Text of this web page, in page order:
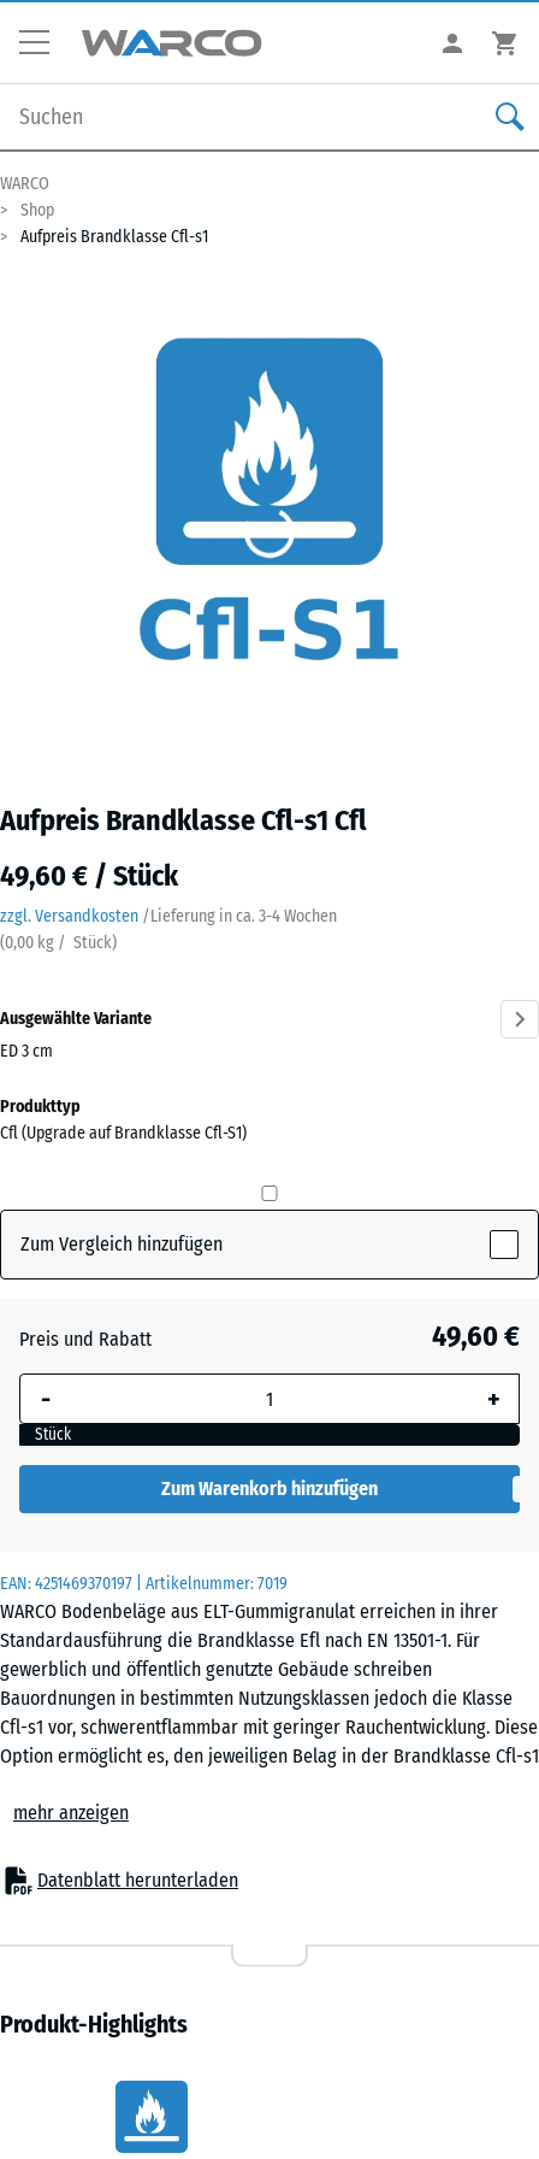
WARCO
Shop
Aufpreis Brandklasse Cfl-s1
Aufpreis Brandklasse Cfl-s1 Cfl
49,60 € / Stück
zzgl. Versandkosten /Lieferung in ca. 3-4 Wochen
(0,00 kg / Stück)
EAN:4251469370197 | Artikelnummer:7019
WARCO Bodenbeläge aus ELT-Gummigranulat erreichen in ihrer
Standardausführung die Brandklasse Efl nach EN 13501-1. Für
gewerblich und öffentlich genutzte Gebäude schreiben
Bauordnungen in bestimmten Nutzungsklassen jedoch die Klasse
Cfl-s1 vor, schwerentflammbar mit geringer Rauchentwicklung. Diese
Option ermöglicht es, den jeweiligen Belag in der Brandklasse Cfl-s1
Brandschutzvorgaben der Bauordnung
unterliegen Brandschutzvorgaben, die über die Klasse Efl
hinausgehen. Das betrifft unter anderem Veranstaltungshallen,
sowie Kinderspielhallen und Indoor-Spielanlagen. Welche Klasse im
Brandschutzplaner oder Architekt auf Grundlage der geltenden
Bauordnung fest.
Der Wechsel von Efl auf Cfl-s1 wird durch einen Zuschlagstoff
erreicht, der den Rohstoffen Gummigranulat und Bindemittel
mehr anzeigen
Datenblatt herunterladen
Ausgewählte Variante
ED 3 cm
Abmessungen
für
0
mm
Die gewählte, blau
umrandete
Produktdaten nicht
für die
Bedarfsberechnung
verwendet.
ED
3
cm
DZ
cm
cm
- 24,50 €
Produkttyp
Cfl (Upgrade auf Brandklasse Cfl-S1)
Zum Vergleich hinzufügen
Preis und Rabatt 49,60 €
- +
Stück
Zum Warenkorb hinzufügen
Produkt-Highlights